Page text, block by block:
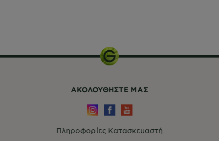
ΑΚΟΛΟΥΘHΣΤΕ ΜΑΣ
Πληροφορίες Κατασκευαστή